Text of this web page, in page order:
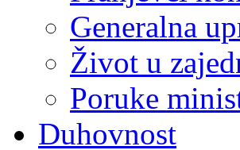
Generalna
Život u
Poruke
Duhovnost